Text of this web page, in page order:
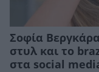
Σοφία
στυλ και το
στα social